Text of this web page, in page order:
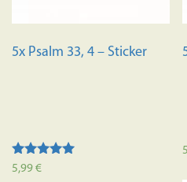
5x Psalm 33, 4 – Sticker
Bewertet mit
5,99€